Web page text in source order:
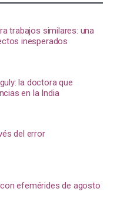
trabajos similares: una
inesperados
la doctora que
en la India
del error
efemérides de agosto